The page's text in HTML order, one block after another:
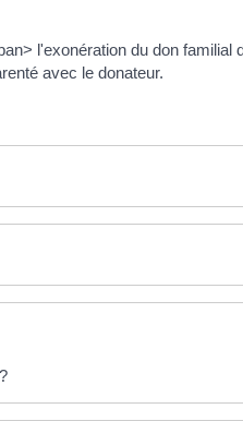
l'exonération du don familial
avec le donateur.